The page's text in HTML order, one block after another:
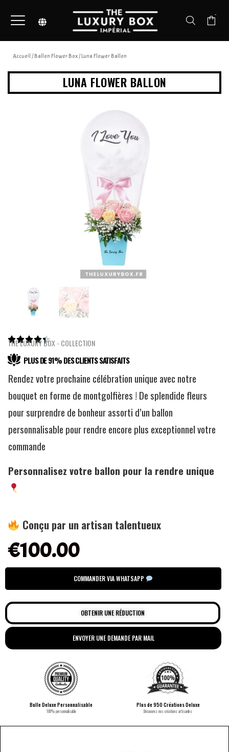
-
Accueil /Ballon Flower Box/ Luna Flower Ballon
LUNA FLOWER BALLON

THE LUXURY BOX - COLLECTION
PLUS DE 91% DES CLIENTS SATISFAITS
Rendez votre prochaine célébration unique avec notre
bouquet en forme de montgolfières ! De splendide fleurs
pour surprendre de bonheur assorti d’un ballon
personnalisable pour rendre encore plus exceptionnel votre
commande
Personnalisez votre ballon pour la rendre unique
Conçu par un artisan talentueux
€100.00
COMMANDER VIA WHATSAPP
OBTENIR UNE RÉDUCTION
ENVOYER UNE DEMANDE PAR MAIL
Bulle Deluxe Personnalisable
100% personnalisable
Plus de 950 Créations Deluxe
Découvrez nos créations artisanles